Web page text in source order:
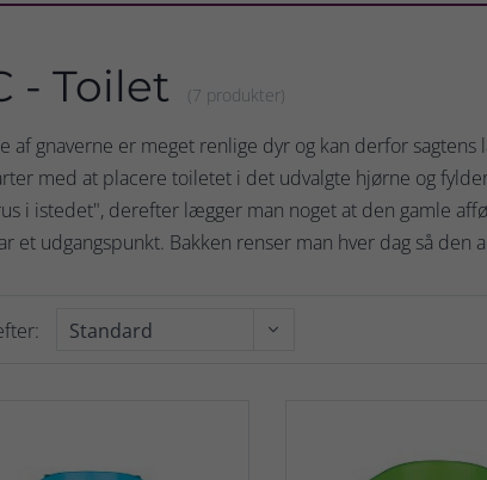
- Toilet (7 produkter)
af gnaverne er meget renlige dyr og kan derfor
med at placere toiletet i det udvalgte hjørne og
i istedet", derefter lægger man noget at den gamle
et udgangspunkt. Bakken renser man hver dag så